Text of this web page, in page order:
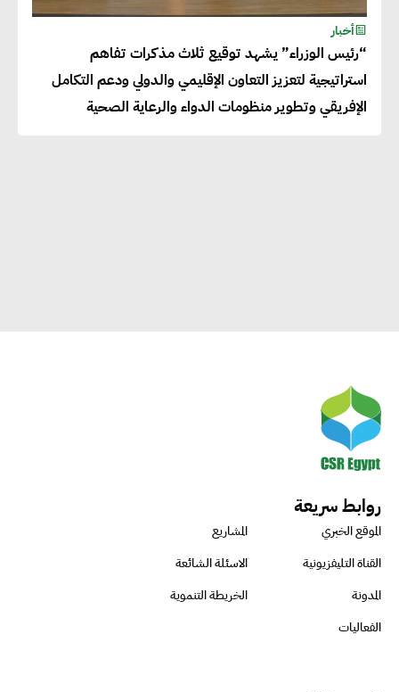
أخبار
“رئيس الوزراء” يشهد توقيع ثلاث مذكرات تفاهم
استراتيجية لتعزيز التعاون الإقليمي والدولي ودعم التكامل
الإفريقي وتطوير منظومات الدواء والرعاية الصحية
روابط سريعة
الموقع الخبري
المشاريع
القناة التليفزيونية
الاسئلة الشائعة
المدونة
الخريطة التنموية
الفعاليات